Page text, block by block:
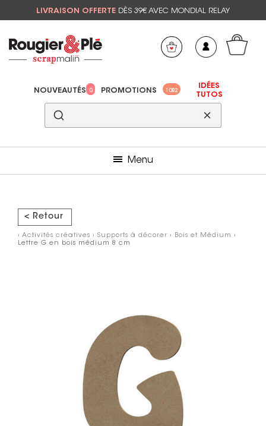
LIVRAISON OFFERTE DÈS 39€ AVEC MONDIAL RELAY
NOUVEAUTÉS 0 PROMOTIONS 1082
IDÉES
TUTOS
Menu
< Retour
› Activités créatives › Supports à décorer › Bois et Médium ›
Lettre G en bois médium 8 cm